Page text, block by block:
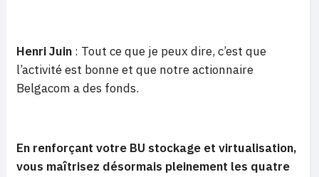
Henri Juin : Tout ce que je peux dire, c’est que
l’activité est bonne et que notre actionnaire
Belgacom a des fonds.
En renforçant votre BU stockage et virtualisation,
vous maîtrisez désormais pleinement les quatre